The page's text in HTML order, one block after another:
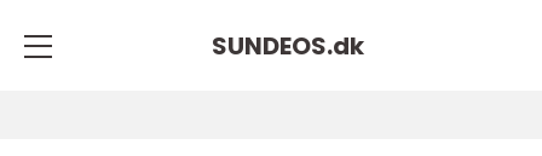
SUNDEOS.dk